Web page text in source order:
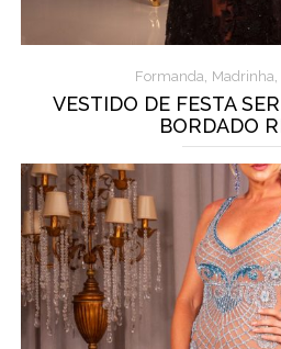
Formanda, Madrinha,
VESTIDO DE FESTA
BORDADO